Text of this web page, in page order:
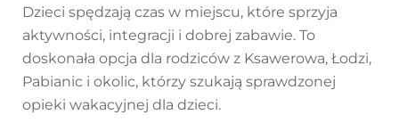
Dzieci spędzają czas w miejscu, które sprzyja
aktywności, integracji i dobrej zabawie. To
doskonała opcja dla rodziców z Ksawerowa, Łodzi,
Pabianic i okolic, którzy szukają sprawdzonej
opieki wakacyjnej dla dzieci.